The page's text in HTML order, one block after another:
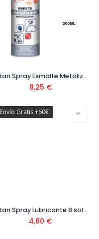
Titan Spray Esmalte Metalizado S08 200ml
8,25 €
Envío Gratis +60€
Titan Spray Lubricante 8 soluciones S.81 400ml
4,80 €